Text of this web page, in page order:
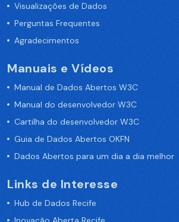
Visualizações de Dados
Perguntas Frequentes
Agradecimentos
Manuais e Vídeos
Manual de Dados Abertos W3C
Manual do desenvolvedor W3C
Cartilha do desenvolvedor W3C
Guia de Dados Abertos OKFN
Dados Abertos para um dia a dia melhor
Links de Interesse
Hub de Dados Recife